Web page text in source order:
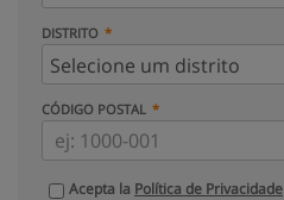
DISTRITO
CÓDIGO POSTAL
Acepta la Política de Privacidade